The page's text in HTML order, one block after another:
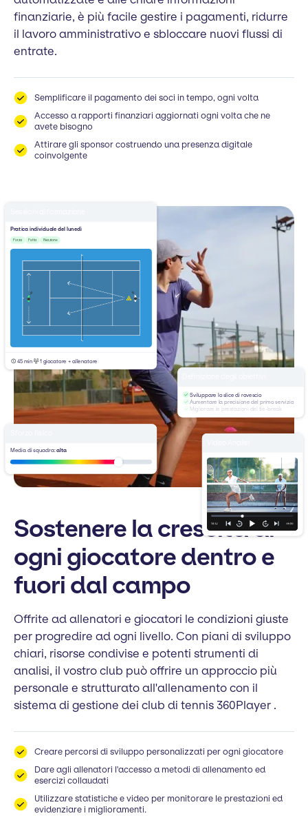
finanziarie, è più facile gestire i pagamenti, ridurre
il lavoro amministrativo e sbloccare nuovi flussi di
entrate.
Semplificare il pagamento dei soci in tempo, ogni volta
Accesso a rapporti finanziari aggiornati ogni volta che ne
avete bisogno
Attirare gli sponsor costruendo una presenza digitale
coinvolgente
Sostenere la crescita di
ogni giocatore dentro e
fuori dal campo
Offrite ad allenatori e giocatori le condizioni giuste
per progredire ad ogni livello. Con piani di sviluppo
chiari, risorse condivise e potenti strumenti di
analisi, il vostro club può offrire un approccio più
personale e strutturato all'allenamento con il
sistema di gestione dei club di tennis 360Player .
Creare percorsi di sviluppo personalizzati per ogni giocatore
Dare agli allenatori l'accesso a metodi di allenamento ed
esercizi collaudati
Utilizzare statistiche e video per monitorare le prestazioni ed
evidenziare i miglioramenti.
Pratica individuale del lunedì
Forza Fetta Reazione
45 min 1 giocatore + allenatore
Media di squadra:alta
Sviluppare lo slice di rovescio
Aumentare la precisione del primo servizio
Migliorare le prestazioni del tie-break